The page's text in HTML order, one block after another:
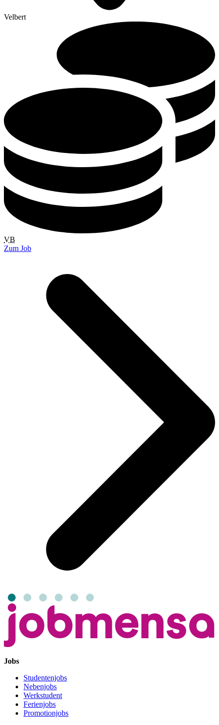
Velbert
VB
Zum Job
Jobs
Studentenjobs
Nebenjobs
Werkstudent
Ferienjobs
Promotionjobs